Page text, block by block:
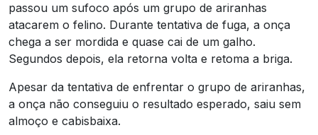
passou um sufoco após um grupo de ariranhas
atacarem o felino. Durante tentativa de fuga, a onça
chega a ser mordida e quase cai de um galho.
Segundos depois, ela retorna volta e retoma a briga.
Apesar da tentativa de enfrentar o grupo de ariranhas,
a onça não conseguiu o resultado esperado, saiu sem
almoço e cabisbaixa.